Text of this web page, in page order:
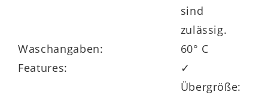
sind
zulässig.
Waschangaben:
60° C
Features:
✓
Übergröße: